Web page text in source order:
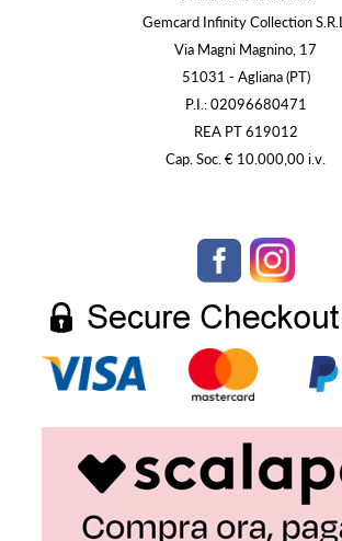
Gemcard Infinity Collection S.R.L.
Via Magni Magnino, 17
51031 - Agliana (PT)
P.I.: 02096680471
REA PT 619012
Cap. Soc. € 10.000,00 i.v.